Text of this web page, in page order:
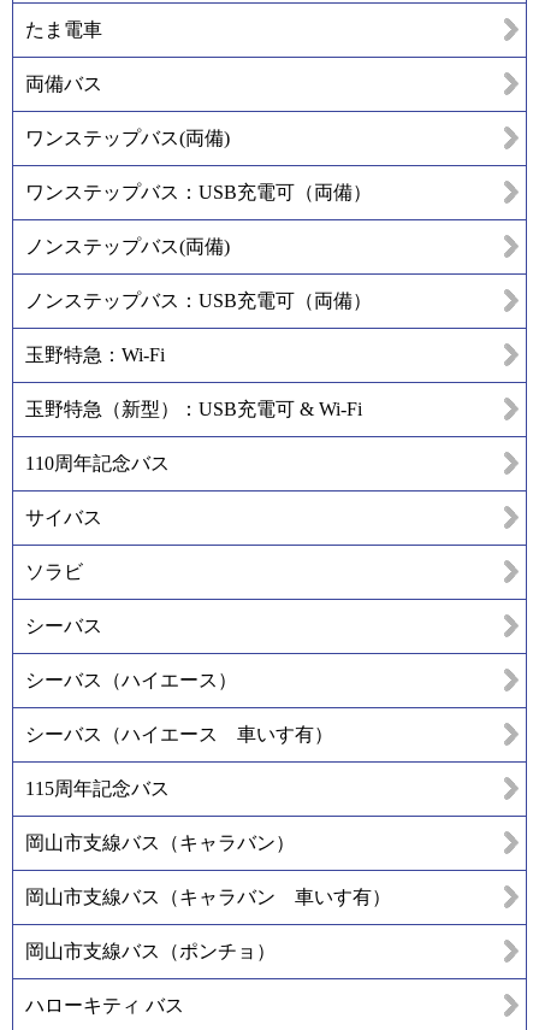
たま電車
両備バス
ワンステップバス(両備)
ワンステップバス：USB充電可（両備）
ノンステップバス(両備)
ノンステップバス：USB充電可（両備）
玉野特急：Wi-Fi
玉野特急（新型）：USB充電可 & Wi-Fi
110周年記念バス
サイバス
ソラビ
シーバス
シーバス（ハイエース）
シーバス（ハイエース 車いす有）
115周年記念バス
岡山市支線バス（キャラバン）
岡山市支線バス（キャラバン 車いす有）
岡山市支線バス（ポンチョ）
ハローキティ バス